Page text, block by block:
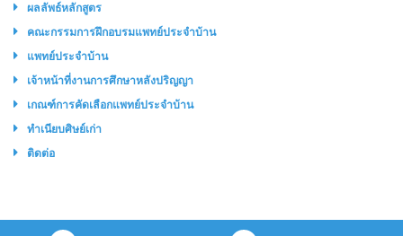
ผลลัพธ์หลักสูตร
คณะกรรมการฝึกอบรมแพทย์ประจำบ้าน
แพทย์ประจำบ้าน
เจ้าหน้าที่งานการศึกษาหลังปริญญา
เกณฑ์การคัดเลือกแพทย์ประจำบ้าน
ทำเนียบศิษย์เก่า
ติดต่อ